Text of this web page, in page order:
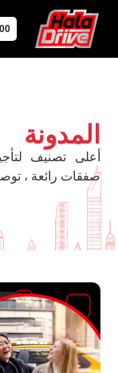
المدونة
أعلى تصنيف
صفقات رائعة ،